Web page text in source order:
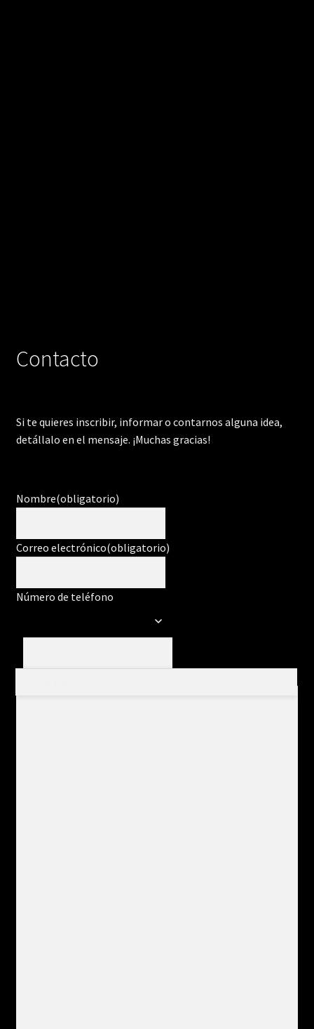
Contacto
Si te quieres inscribir, informar o contarnos alguna idea,
detállalo en el mensaje. ¡Muchas gracias!
Nombre(obligatorio)
Correo electrónico(obligatorio)
Número de teléfono